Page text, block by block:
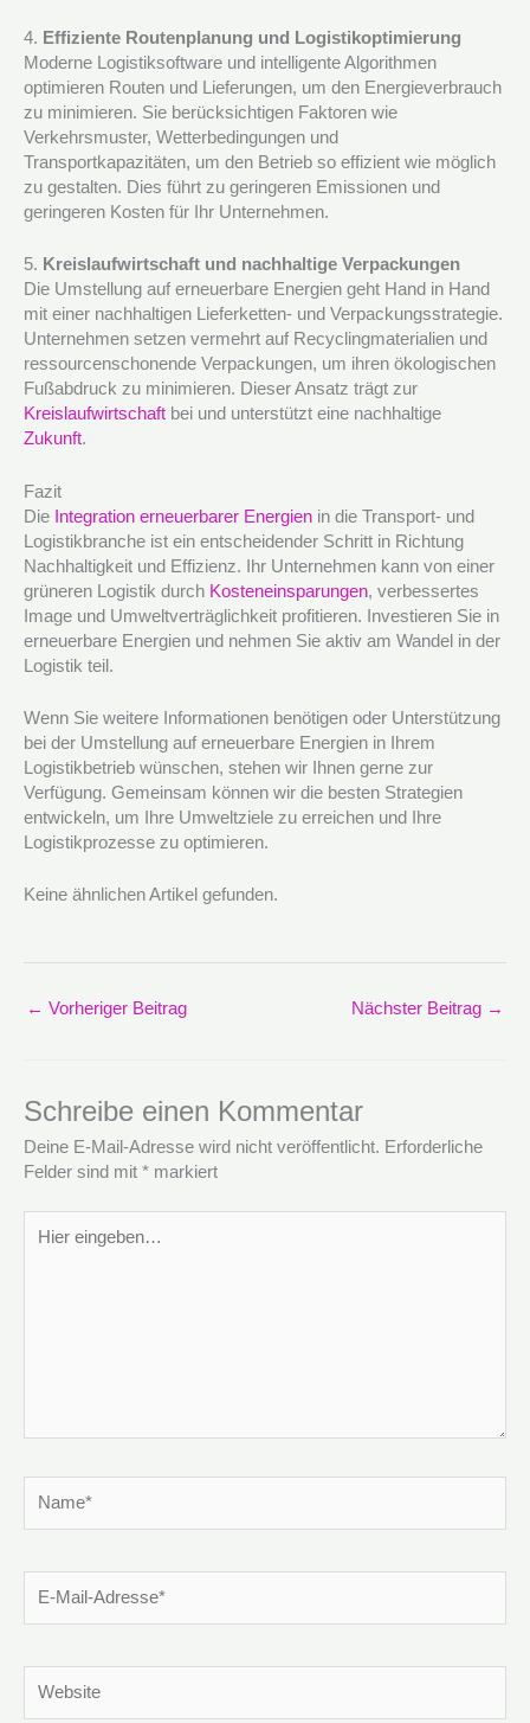
4. Effiziente Routenplanung und Logistikoptimierung
Moderne Logistiksoftware und intelligente Algorithmen
optimieren Routen und Lieferungen, um den Energieverbrauch
zu minimieren. Sie berücksichtigen Faktoren wie
Verkehrsmuster, Wetterbedingungen und
Transportkapazitäten, um den Betrieb so effizient wie möglich
zu gestalten. Dies führt zu geringeren Emissionen und
geringeren Kosten für Ihr Unternehmen.
5. Kreislaufwirtschaft und nachhaltige Verpackungen
Die Umstellung auf erneuerbare Energien geht Hand in Hand
mit einer nachhaltigen Lieferketten- und Verpackungsstrategie.
Unternehmen setzen vermehrt auf Recyclingmaterialien und
ressourcenschonende Verpackungen, um ihren ökologischen
Fußabdruck zu minimieren. Dieser Ansatz trägt zur
Kreislaufwirtschaft bei und unterstützt eine nachhaltige
Zukunft.
Fazit
Die Integration erneuerbarer Energien in die Transport- und
Logistikbranche ist ein entscheidender Schritt in Richtung
Nachhaltigkeit und Effizienz. Ihr Unternehmen kann von einer
grüneren Logistik durch Kosteneinsparungen, verbessertes
Image und Umweltverträglichkeit profitieren. Investieren Sie in
erneuerbare Energien und nehmen Sie aktiv am Wandel in der
Logistik teil.
Wenn Sie weitere Informationen benötigen oder Unterstützung
bei der Umstellung auf erneuerbare Energien in Ihrem
Logistikbetrieb wünschen, stehen wir Ihnen gerne zur
Verfügung. Gemeinsam können wir die besten Strategien
entwickeln, um Ihre Umweltziele zu erreichen und Ihre
Logistikprozesse zu optimieren.
Keine ähnlichen Artikel gefunden.
← Vorheriger Beitrag Nächster Beitrag →
Schreibe einen Kommentar
Deine E-Mail-Adresse wird nicht veröffentlicht. Erforderliche
Felder sind mit * markiert
eingeben…
Mail-